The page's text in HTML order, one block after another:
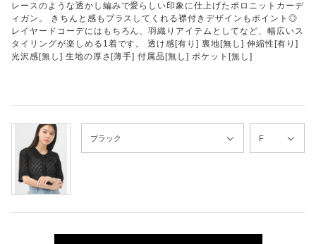
レースのような透かし編みで愛らしい印象に仕上げたポロニットカーデ
ィガン。 きちんと感もプラスしてくれる襟付きデザインもポイント◎
レイヤードコーデにはもちろん、羽織りアイテムとしてなど、幅広いス
タイリングが楽しめる1着です。 透け感[有り] 裏地[無し] 伸縮性[有り]
光沢感[無し] 生地の厚さ[薄手] 付属品[無し] ポケット[無し]